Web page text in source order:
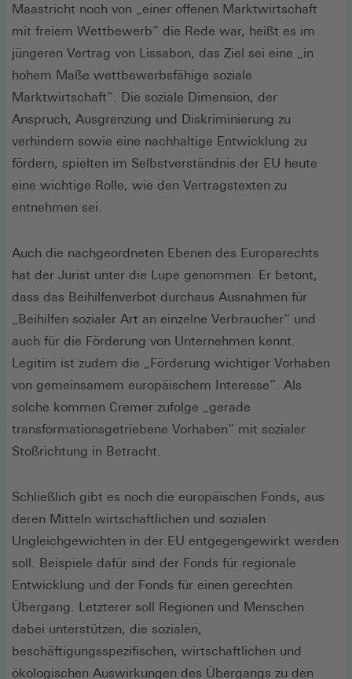
Maastricht noch von „einer offenen Marktwirtschaft
mit freiem Wettbewerb“ die Rede war, heißt es im
jüngeren Vertrag von Lissabon, das Ziel sei eine „in
hohem Maße wettbewerbsfähige soziale
Marktwirtschaft“. Die soziale Dimension, der
Anspruch, Ausgrenzung und Diskriminierung zu
verhindern sowie eine nachhaltige Entwicklung zu
fördern, spielten im Selbstverständnis der EU heute
eine wichtige Rolle, wie den Vertragstexten zu
entnehmen sei.
Auch die nachgeordneten Ebenen des Europarechts
hat der Jurist unter die Lupe genommen. Er betont,
dass das Beihilfenverbot durchaus Ausnahmen für
„Beihilfen sozialer Art an einzelne Verbraucher“ und
auch für die Förderung von Unternehmen kennt.
Legitim ist zudem die „Förderung wichtiger Vorhaben
von gemeinsamem europäischem Interesse“. Als
solche kommen Cremer zufolge „gerade
transformationsgetriebene Vorhaben“ mit sozialer
Stoßrichtung in Betracht.
Schließlich gibt es noch die europäischen Fonds, aus
deren Mitteln wirtschaftlichen und sozialen
Ungleichgewichten in der EU entgegengewirkt werden
soll. Beispiele dafür sind der Fonds für regionale
Entwicklung und der Fonds für einen gerechten
Übergang. Letzterer soll Regionen und Menschen
dabei unterstützen, die sozialen,
beschäftigungsspezifischen, wirtschaftlichen und
ökologischen Auswirkungen des Übergangs zu den